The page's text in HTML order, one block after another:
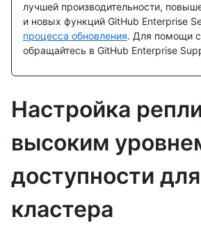
лучшей производительности,
и новых функций GitHub Enterprise
процесса обновления. Для помощи
обращайтесь в GitHub Enterprise
Настройка
высоким
доступности для
кластера